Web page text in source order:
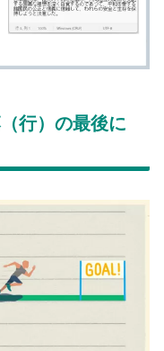
行）の最後に